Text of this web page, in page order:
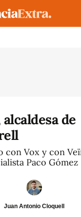
de
con Vox y con
Paco Gómez
Juan Antonio Cloquell